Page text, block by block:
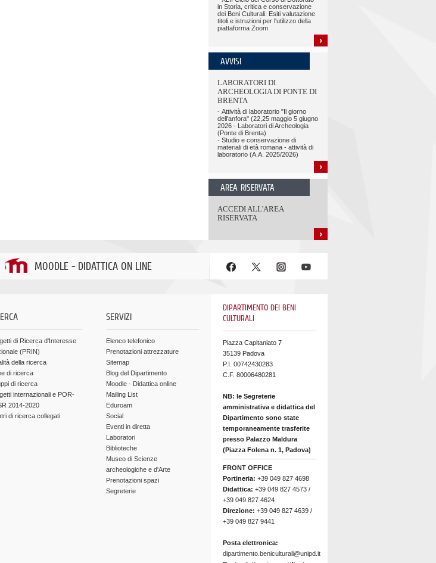
in Storia, critica e conservazione
dei Beni Culturali: Esiti valutazione
titoli e istruzioni per l'utilizzo della
piattaforma Zoom
AVVISI
LABORATORI DI
ARCHEOLOGIA DI PONTE DI
BRENTA
- Attività di laboratorio "Il giorno
dell'anfora" (22,25 maggio 5 giugno
2026 - Laboratori di Archeologia
(Ponte di Brenta)
- Studio e conservazione di
materiali di età romana - attività di
laboratorio (A.A. 2025/2026)
AREA RISERVATA
ACCEDI ALL'AREA
RISERVATA
MOODLE - DIDATTICA ON LINE
di Ricerca d'Interesse
(PRIN)
della ricerca
di ricerca
di ricerca
internazionali e POR-
2014-2020
di ricerca collegati
SERVIZI
Elenco telefonico
Prenotazioni attrezzature
Sitemap
Blog del Dipartimento
Moodle - Didattica online
Mailing List
Eduroam
Social
Eventi in diretta
Laboratori
Biblioteche
Museo di Scienze
archeologiche e d'Arte
Prenotazioni spazi
Segreterie
DIPARTIMENTO DEI BENI
CULTURALI
Piazza Capitaniato 7
35139 Padova
P.I. 00742430283
C.F. 80006480281
NB: le Segreterie
amministrativa e didattica del
Dipartimento sono state
temporaneamente trasferite
presso Palazzo Maldura
(Piazza Folena n. 1, Padova)
FRONT OFFICE
Portineria: +39 049 827 4698
Didattica: +39 049 827 4573 /
+39 049 827 4624
Direzione: +39 049 827 4639 /
+39 049 827 9441
Posta elettronica:
dipartimento.beniculturali@unipd.it